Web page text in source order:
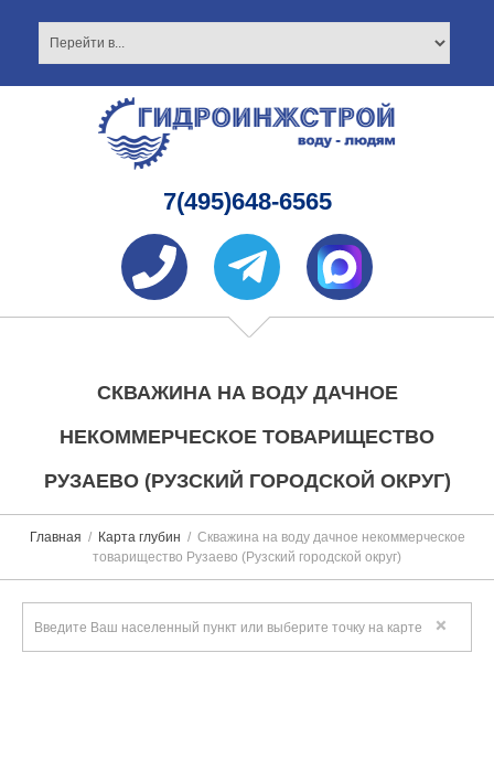
7(495)648-6565
СКВАЖИНА НА ВОДУ ДАЧНОЕ
НЕКОММЕРЧЕСКОЕ ТОВАРИЩЕСТВО
РУЗАЕВО (РУЗСКИЙ ГОРОДСКОЙ ОКРУГ)
Главная Карта глубин
Скважина на воду дачное некоммерческое
товарищество Рузаево (Рузский городской округ)